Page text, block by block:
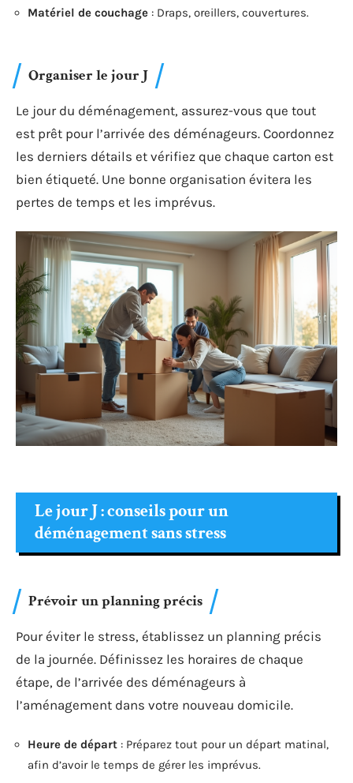
Matériel de couchage : Draps, oreillers, couvertures.
Organiser le jour J
Le jour du déménagement, assurez-vous que tout
est prêt pour l’arrivée des déménageurs. Coordonnez
les derniers détails et vérifiez que chaque carton est
bien étiqueté. Une bonne organisation évitera les
pertes de temps et les imprévus.
Le jour J : conseils pour un
déménagement sans stress
Prévoir un planning précis
Pour éviter le stress, établissez un planning précis
de la journée. Définissez les horaires de chaque
étape, de l’arrivée des déménageurs à
l’aménagement dans votre nouveau domicile.
Heure de départ : Préparez tout pour un départ matinal,
afin d’avoir le temps de gérer les imprévus.